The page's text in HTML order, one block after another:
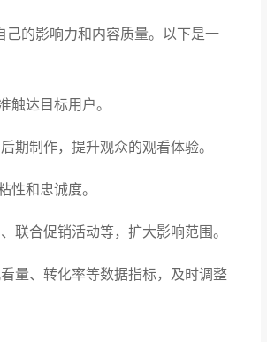
的影响力和内容质量。以下是一
触达目标用户。
期制作，提升观众的观看体验。
性和忠诚度。
联合促销活动等，扩大影响范围。
量、转化率等数据指标，及时调整